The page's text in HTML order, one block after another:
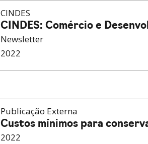
CINDES
CINDES: Comércio e
Newsletter
2022
Publicação Externa
Custos mínimos para
2022